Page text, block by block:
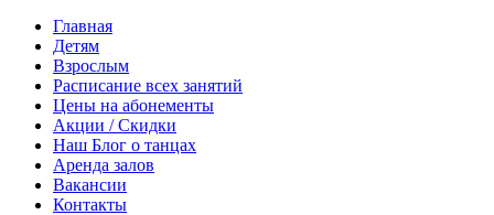
Главная
Детям
Взрослым
Расписание всех занятий
Цены на абонементы
Акции / Скидки
Наш Блог о танцах
Аренда залов
Вакансии
Контакты